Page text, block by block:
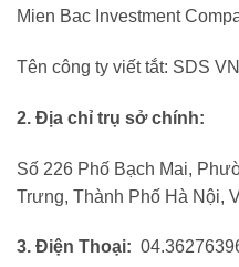
Mien Bac Investment
Tên công ty viết tắt: SDS
2. Địa chỉ trụ sở chính:
Số 226 Phố Bạch Mai,
Trưng, Thành Phố Hà Nội,
3. Điện Thoại: